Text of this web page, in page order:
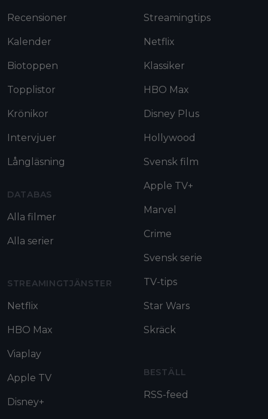
Recensioner
Kalender
Biotoppen
Topplistor
Krönikor
Intervjuer
Långläsning
DATABAS
Alla filmer
Alla serier
STREAMINGTJÄNSTER
Netflix
HBO Max
Viaplay
Apple TV
Disney+
Streamingtips
Netflix
Klassiker
HBO Max
Disney Plus
Hollywood
Svensk film
Apple TV+
Marvel
Crime
Svensk serie
TV-tips
Star Wars
Skräck
BESTÄLL
RSS-feed